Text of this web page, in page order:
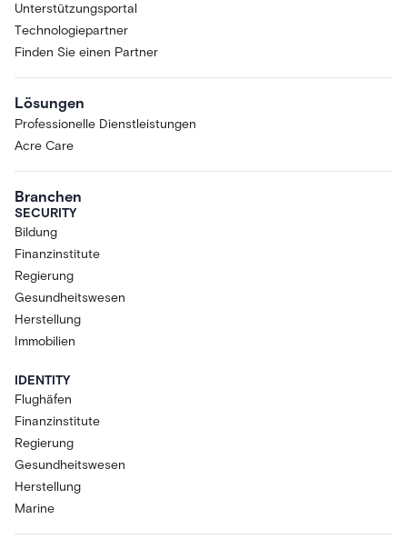
Unterstützungsportal
Technologiepartner
Finden Sie einen Partner
Lösungen
Professionelle Dienstleistungen
Acre Care
Branchen
SECURITY
Bildung
Finanzinstitute
Regierung
Gesundheitswesen
Herstellung
Immobilien
IDENTITY
Flughäfen
Finanzinstitute
Regierung
Gesundheitswesen
Herstellung
Marine